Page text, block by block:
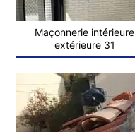
Maçonnerie intérieure
extérieure 31